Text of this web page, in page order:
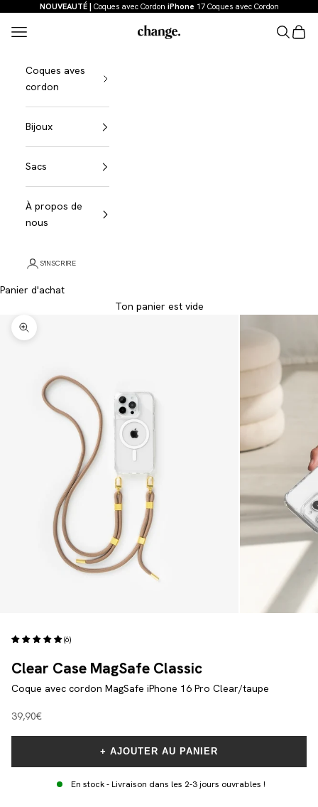
Aller au contenu
NOUVEAUTÉ | Coques avec Cordon iPhone 17 Coques avec Cordon
Change
Menu
Coques aves
cordon
Bijoux
Sacs
À propos de
nous
S'INSCRIRE
Panier d'achat
Ton panier est vide
Agrandir l'image
(6)
Clear Case MagSafe Classic
Coque avec cordon MagSafe iPhone 16 Pro Clear/taupe
Angebot
39,90€
+ AJOUTER AU PANIER
En stock - Livraison dans les 2-3 jours ouvrables !